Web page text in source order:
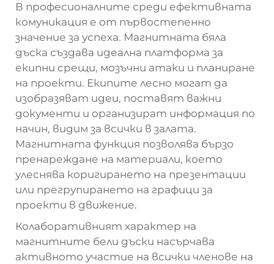
В професионалните среди ефективната
комуникация е от първостепенно
значение за успеха. Магнитната бяла
дъска създава идеална платформа за
екипни срещи, мозъчни атаки и планиране
на проекти. Екипите лесно могат да
изобразяват идеи, поставят важни
документи и организират информация по
начин, видим за всички в залата.
Магнитната функция позволява бързо
пренареждане на материали, което
улеснява коригирането на презентации
или прегрупирането на графици за
проекти в движение.
Колаборативният характер на
магнитните бели дъски насърчава
активното участие на всички членове на